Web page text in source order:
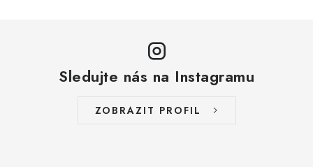
Sledujte nás na Instagramu
ZOBRAZIT PROFIL